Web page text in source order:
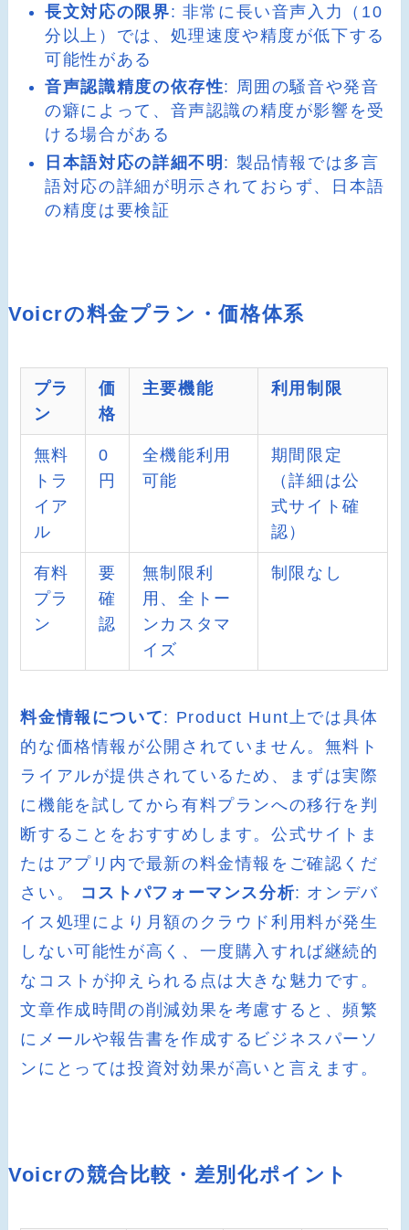
長文対応の限界: 非常に長い音声入力（10
分以上）では、処理速度や精度が低下する
可能性がある
音声認識精度の依存性: 周囲の騒音や発音
の癖によって、音声認識の精度が影響を受
ける場合がある
日本語対応の詳細不明 : 製品情報では多言
語対応の詳細が明示されておらず、日本語
の精度は要検証
Voicrの料金プラン・価格体系
プラ
ン
価
格
主要機能 利用制限
無料
トラ
イア
ル
0
円
全機能利用
可能
期間限定
（詳細は公
式サイト確
認）
有料
プラ
ン
要
確
認
無制限利
用、全トー
ンカスタマ
イズ
制限なし
料金情報について: Product Hunt上では具体
的な価格情報が公開されていません。無料ト
ライアルが提供されているため、まずは実際
に機能を試してから有料プランへの移行を判
断することをおすすめします。公式サイトま
たはアプリ内で最新の料金情報をご確認くだ
さい。
コストパフォーマンス分析: オンデバ
イス処理により月額のクラウド利用料が発生
しない可能性が高く、一度購入すれば継続的
なコストが抑えられる点は大きな魅力です。
文章作成時間の削減効果を考慮すると、頻繁
にメールや報告書を作成するビジネスパーソ
ンにとっては投資対効果が高いと言えます。
Voicrの競合比較・差別化ポイント